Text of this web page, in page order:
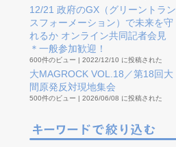
12/21 政府のGX（グリーントラン
スフォーメーション）で未来を守
れるか オンライン共同記者会見
＊一般参加歓迎！
600件のビュー | 2022/12/10 に投稿された
大MAGROCK VOL.18／第18回大
間原発反対現地集会
500件のビュー | 2026/06/08 に投稿された